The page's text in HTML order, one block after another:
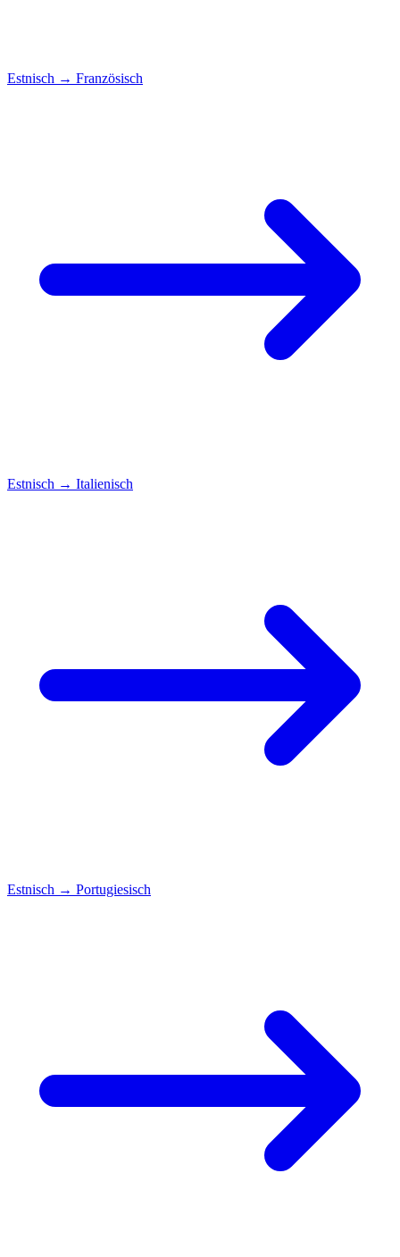
Estnisch → Französisch
Estnisch → Italienisch
Estnisch → Portugiesisch